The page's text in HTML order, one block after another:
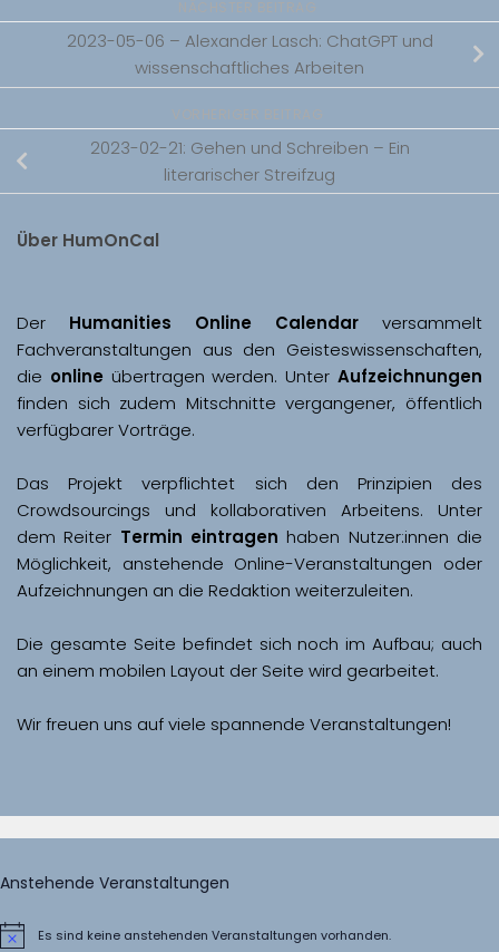
2023-05-06 – Alexander Lasch: ChatGPT und
wissenschaftliches Arbeiten
2023-02-21: Gehen und Schreiben – Ein
literarischer Streifzug
Über HumOnCal
Der Humanities Online Calendar versammelt
Fachveranstaltungen aus den Geisteswissenschaften,
die online übertragen werden. Unter Aufzeichnungen
finden sich zudem Mitschnitte vergangener, öffentlich
Das Projekt verpflichtet sich den Prinzipien des
Crowdsourcings und kollaborativen Arbeitens. Unter
dem Reiter Termin eintragen haben Nutzer:innen die
Möglichkeit, anstehende Online-Veranstaltungen oder
Aufzeichnungen an die Redaktion weiterzuleiten.
Die gesamte Seite befindet sich noch im Aufbau; auch
Wir freuen uns auf viele spannende Veranstaltungen!
Anstehende Veranstaltungen
HinweisEs sind keine anstehenden Veranstaltungen vorhanden.